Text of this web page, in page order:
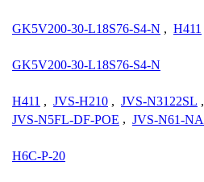
GK5V200-30-L18S76-S4-N , H411
GK5V200-30-L18S76-S4-N
H411 , JVS-H210 , JVS-N3122SL ,
JVS-N5FL-DF-POE , JVS-N61-NA
H6C-P-20